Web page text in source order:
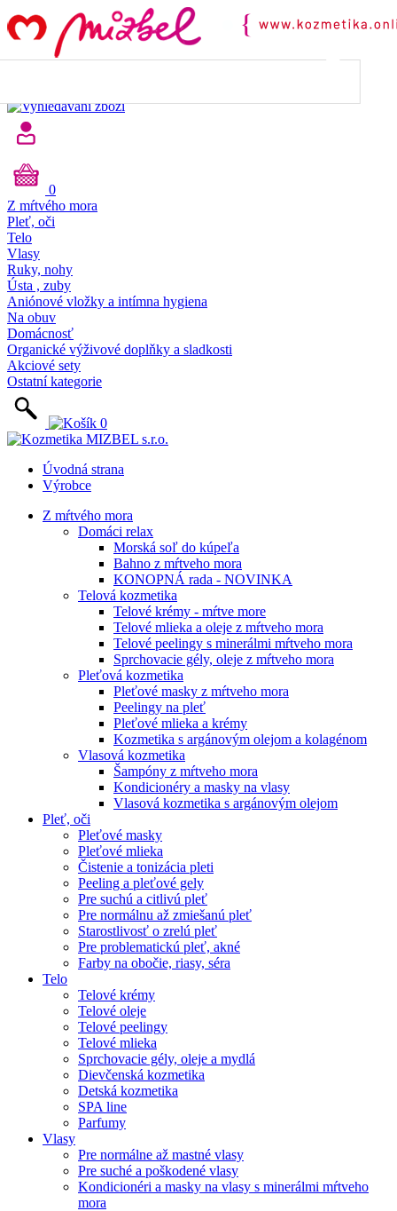
0
Z mŕtvého mora
Pleť, oči
Telo
Vlasy
Ruky, nohy
Ústa , zuby
Aniónové vložky a intímna hygiena
Na obuv
Domácnosť
Organické výživové doplňky a sladkosti
Akciové sety
Ostatní kategorie
0
Úvodná strana
Výrobce
Z mŕtvého mora
Domáci relax
Morská soľ do kúpeľa
Bahno z mŕtveho mora
KONOPNÁ rada - NOVINKA
Telová kozmetika
Telové krémy - mŕtve more
Telové mlieka a oleje z mŕtveho mora
Telové peelingy s minerálmi mŕtveho mora
Sprchovacie gély, oleje z mŕtveho mora
Pleťová kozmetika
Pleťové masky z mŕtveho mora
Peelingy na pleť
Pleťové mlieka a krémy
Kozmetika s argánovým olejom a kolagénom
Vlasová kozmetika
Šampóny z mŕtveho mora
Kondicionéry a masky na vlasy
Vlasová kozmetika s argánovým olejom
Pleť, oči
Pleťové masky
Pleťové mlieka
Čistenie a tonizácia pleti
Peeling a pleťové gely
Pre suchú a citlivú pleť
Pre normálnu až zmiešanú pleť
Starostlivosť o zrelú pleť
Pre problematickú pleť, akné
Farby na obočie, riasy, séra
Telo
Telové krémy
Telové oleje
Telové peelingy
Telové mlieka
Sprchovacie gély, oleje a mydlá
Dievčenská kozmetika
Detská kozmetika
SPA line
Parfumy
Vlasy
Pre normálne až mastné vlasy
Pre suché a poškodené vlasy
Kondicionéri a masky na vlasy s minerálmi mŕtveho
mora